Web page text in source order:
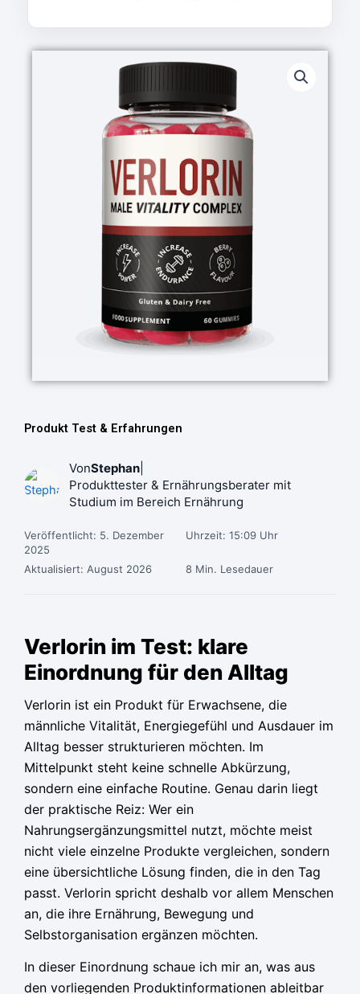
Produkt Test & Erfahrungen
VonStephan
Produkttester & Ernährungsberater mit
Studium im Bereich Ernährung
Veröffentlicht: 5. Dezember
2025
Uhrzeit: 15:09 Uhr
Aktualisiert: August 2026 8 Min. Lesedauer
Verlorin im Test: klare
Einordnung für den Alltag
Verlorin ist ein Produkt für Erwachsene, die
männliche Vitalität, Energiegefühl und Ausdauer im
Alltag besser strukturieren möchten. Im
Mittelpunkt steht keine schnelle Abkürzung,
sondern eine einfache Routine. Genau darin liegt
der praktische Reiz: Wer ein
Nahrungsergänzungsmittel nutzt, möchte meist
nicht viele einzelne Produkte vergleichen, sondern
eine übersichtliche Lösung finden, die in den Tag
passt. Verlorin spricht deshalb vor allem Menschen
an, die ihre Ernährung, Bewegung und
Selbstorganisation ergänzen möchten.
In dieser Einordnung schaue ich mir an, was aus
den vorliegenden Produktinformationen ableitbar
Preis
war:
79,95 €
ist:
36,65 €.
Preis
war:
79,95 €
ist:
36,65 €.
Preis
war:
79,95 €
ist:
36,65 €.